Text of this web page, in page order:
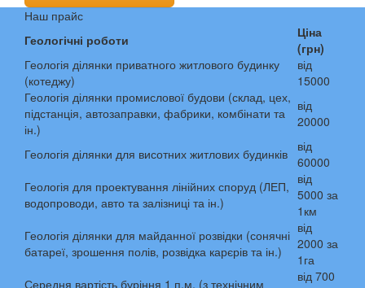
Наш прайс
Геологічні роботи
Ціна
(грн)
Геологія ділянки приватного житлового будинку
(котеджу)
від
15000
Геологія ділянки промислової будови (склад, цех,
підстанція, автозаправки, фабрики, комбінати та
ін.)
від
20000
Геологія ділянки для висотних житлових будинків
від
60000
Геологія для проектування лінійних споруд (ЛЕП,
водопроводи, авто та залізниці та ін.)
від
5000 за
1км
Геологія ділянки для майданної розвідки (сонячні
батареї, зрошення полів, розвідка карєрів та ін.)
від
2000 за
1га
Середня вартість буріння 1 п.м. (з технічним
від 700